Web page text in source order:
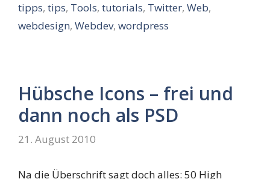
tipps, tips, Tools, tutorials, Twitter, Web,
webdesign, Webdev, wordpress
Hübsche Icons – frei und
dann noch als PSD
21. August 2010
Na die Überschrift sagt doch alles: 50 High